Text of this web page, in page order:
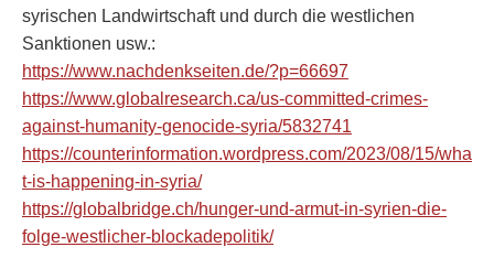
syrischen Landwirtschaft und durch die westlichen
Sanktionen usw.:
https://www.nachdenkseiten.de/?p=66697
https://www.globalresearch.ca/us-committed-crimes-
against-humanity-genocide-syria/5832741
https://counterinformation.wordpress.com/2023/08/15/wha
t-is-happening-in-syria/
https://globalbridge.ch/hunger-und-armut-in-syrien-die-
folge-westlicher-blockadepolitik/